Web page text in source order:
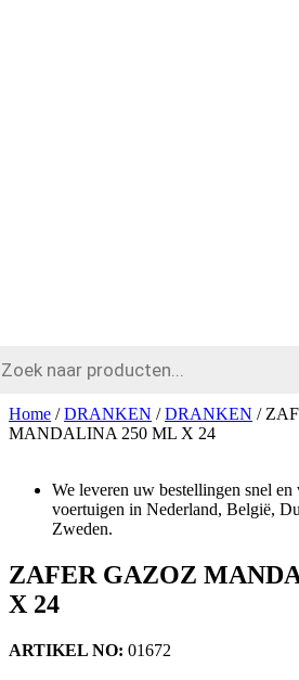
Home /DRANKEN /DRANKEN /
MANDALINA 250 ML X 24
We leveren uw bestellingen snel
voertuigen in Nederland, België,
Zweden.
ZAFER GAZOZ
X 24
ARTIKEL NO: 01672